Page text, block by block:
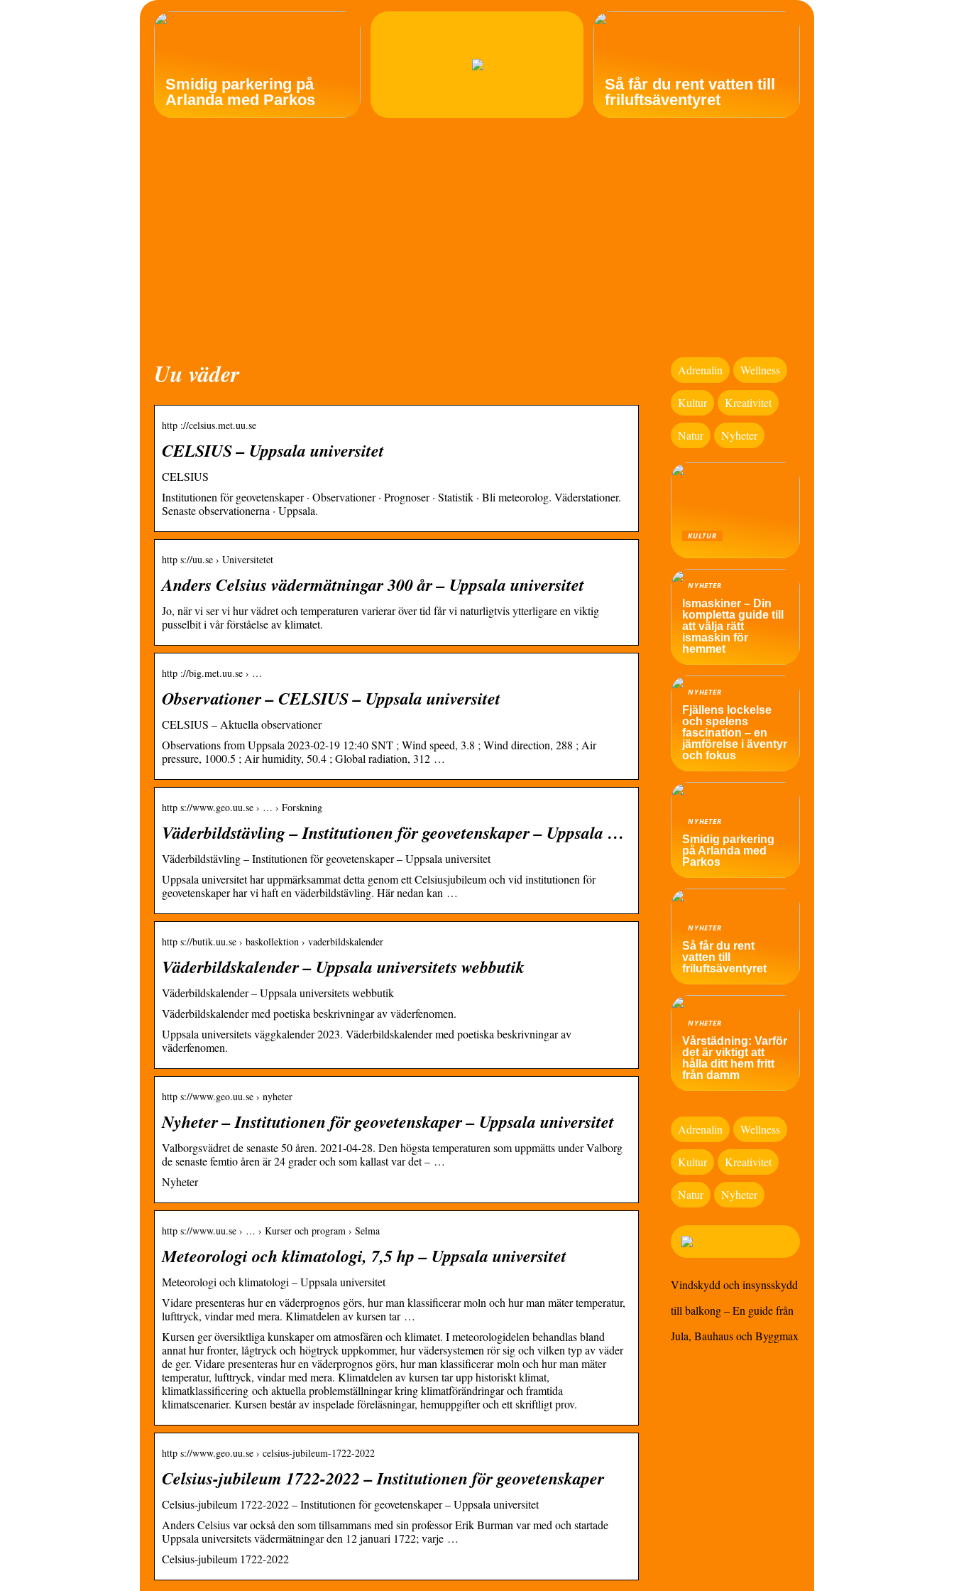
Smidig parkering på
Arlanda med Parkos
Så får du rent vatten till
friluftsäventyret
Uu väder
http ://celsius.met.uu.se
CELSIUS – Uppsala universitet
CELSIUS
Institutionen för geovetenskaper · Observationer · Prognoser · Statistik · Bli meteorolog. Väderstationer.
Senaste observationerna · Uppsala.
http s://uu.se › Universitetet
Anders Celsius vädermätningar 300 år – Uppsala universitet
Jo, när vi ser vi hur vädret och temperaturen varierar över tid får vi naturligtvis ytterligare en viktig
pusselbit i vår förståelse av klimatet.
http ://big.met.uu.se › …
Observationer – CELSIUS – Uppsala universitet
CELSIUS – Aktuella observationer
Observations from Uppsala 2023-02-19 12:40 SNT ; Wind speed, 3.8 ; Wind direction, 288 ; Air
pressure, 1000.5 ; Air humidity, 50.4 ; Global radiation, 312 …
http s://www.geo.uu.se › … › Forskning
Väderbildstävling – Institutionen för geovetenskaper – Uppsala …
Väderbildstävling – Institutionen för geovetenskaper – Uppsala universitet
Uppsala universitet har uppmärksammat detta genom ett Celsiusjubileum och vid institutionen för
geovetenskaper har vi haft en väderbildstävling. Här nedan kan …
http s://butik.uu.se › baskollektion › vaderbildskalender
Väderbildskalender – Uppsala universitets webbutik
Väderbildskalender – Uppsala universitets webbutik
Väderbildskalender med poetiska beskrivningar av väderfenomen.
Uppsala universitets väggkalender 2023. Väderbildskalender med poetiska beskrivningar av
väderfenomen.
http s://www.geo.uu.se › nyheter
Nyheter – Institutionen för geovetenskaper – Uppsala universitet
Valborgsvädret de senaste 50 åren. 2021-04-28. Den högsta temperaturen som uppmätts under Valborg
de senaste femtio åren är 24 grader och som kallast var det – …
Nyheter
http s://www.uu.se › … › Kurser och program › Selma
Meteorologi och klimatologi, 7,5 hp – Uppsala universitet
Meteorologi och klimatologi – Uppsala universitet
Vidare presenteras hur en väderprognos görs, hur man klassificerar moln och hur man mäter temperatur,
lufttryck, vindar med mera. Klimatdelen av kursen tar …
Kursen ger översiktliga kunskaper om atmosfären och klimatet. I meteorologidelen behandlas bland
annat hur fronter, lågtryck och högtryck uppkommer, hur vädersystemen rör sig och vilken typ av väder
de ger. Vidare presenteras hur en väderprognos görs, hur man klassificerar moln och hur man mäter
temperatur, lufttryck, vindar med mera. Klimatdelen av kursen tar upp historiskt klimat,
klimatklassificering och aktuella problemställningar kring klimatförändringar och framtida
klimatscenarier. Kursen består av inspelade föreläsningar, hemuppgifter och ett skriftligt prov.
http s://www.geo.uu.se › celsius-jubileum-1722-2022
Celsius-jubileum 1722-2022 – Institutionen för geovetenskaper
Celsius-jubileum 1722-2022 – Institutionen för geovetenskaper – Uppsala universitet
Anders Celsius var också den som tillsammans med sin professor Erik Burman var med och startade
Uppsala universitets vädermätningar den 12 januari 1722; varje …
Celsius-jubileum 1722-2022
Adrenalin Wellness
Kultur Kreativitet
Natur Nyheter
KULTUR
NYHETER
Ismaskiner – Din
kompletta guide till
att välja rätt
ismaskin för
hemmet
NYHETER
Fjällens lockelse
och spelens
fascination – en
jämförelse i äventyr
och fokus
NYHETER
Smidig parkering
på Arlanda med
Parkos
NYHETER
Så får du rent
vatten till
friluftsäventyret
NYHETER
Vårstädning: Varför
det är viktigt att
hålla ditt hem fritt
från damm
Adrenalin Wellness
Kultur Kreativitet
Natur Nyheter
Vindskydd och insynsskydd
till balkong – En guide från
Jula, Bauhaus och Byggmax